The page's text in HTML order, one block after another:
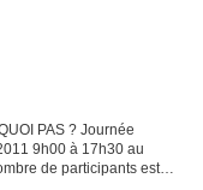
PAS ? Journée
9h00 à 17h30 au
de participants est